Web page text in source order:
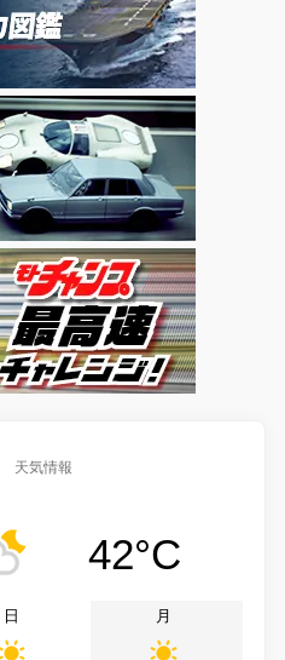
天気情報
42°C
日 月